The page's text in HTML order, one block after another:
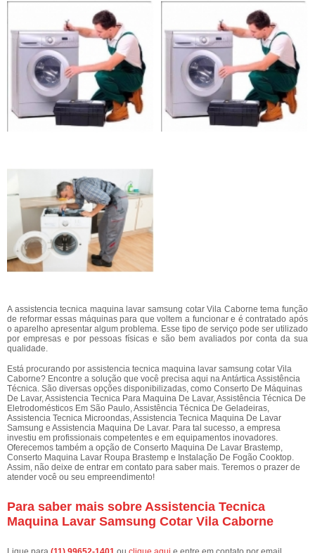
A assistencia tecnica maquina lavar samsung cotar Vila Caborne tema função
de reformar essas máquinas para que voltem a funcionar e é contratado após
o aparelho apresentar algum problema. Esse tipo de serviço pode ser utilizado
por empresas e por pessoas físicas e são bem avaliados por conta da sua
qualidade.
Está procurando por assistencia tecnica maquina lavar samsung cotar Vila
Caborne? Encontre a solução que você precisa aqui na Antártica Assistência
Técnica. São diversas opções disponibilizadas, como Conserto De Máquinas
De Lavar, Assistencia Tecnica Para Maquina De Lavar, Assistência Técnica De
Eletrodomésticos Em São Paulo, Assistência Técnica De Geladeiras,
Assistencia Tecnica Microondas, Assistencia Tecnica Maquina De Lavar
Samsung e Assistencia Maquina De Lavar. Para tal sucesso, a empresa
investiu em profissionais competentes e em equipamentos inovadores.
Oferecemos também a opção de Conserto Maquina De Lavar Brastemp,
Conserto Maquina Lavar Roupa Brastemp e Instalação De Fogão Cooktop.
Assim, não deixe de entrar em contato para saber mais. Teremos o prazer de
atender você ou seu empreendimento!
Para saber mais sobre Assistencia Tecnica
Maquina Lavar Samsung Cotar Vila Caborne